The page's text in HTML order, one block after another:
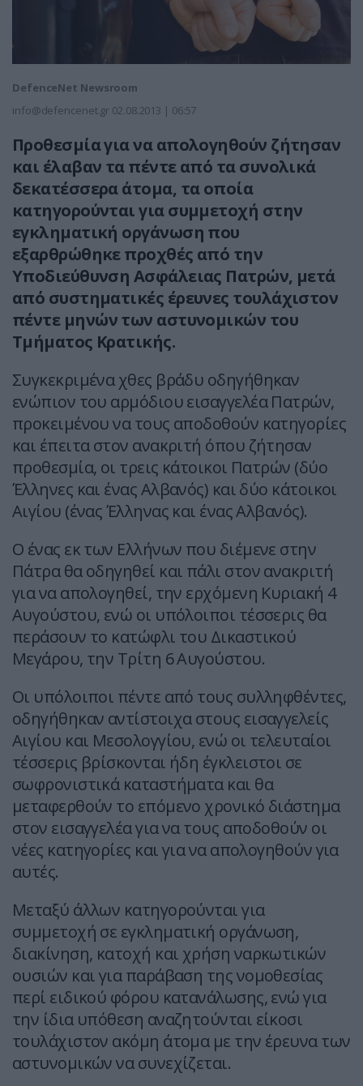
DefenceNet Newsroom
info@defencenet.gr 02.08.2013 | 06:57
Προθεσμία για να απολογηθούν ζήτησαν
και έλαβαν τα πέντε από τα συνολικά
δεκατέσσερα άτομα, τα οποία
κατηγορούνται για συμμετοχή στην
εγκληματική οργάνωση που
εξαρθρώθηκε προχθές από την
Υποδιεύθυνση Ασφάλειας Πατρών, μετά
από συστηματικές έρευνες τουλάχιστον
πέντε μηνών των αστυνομικών του
Τμήματος Κρατικής.
Συγκεκριμένα χθες βράδυ οδηγήθηκαν
ενώπιον του αρμόδιου εισαγγελέα Πατρών,
προκειμένου να τους αποδοθούν κατηγορίες
και έπειτα στον ανακριτή όπου ζήτησαν
προθεσμία, οι τρεις κάτοικοι Πατρών (δύο
Έλληνες και ένας Αλβανός) και δύο κάτοικοι
Αιγίου (ένας Έλληνας και ένας Αλβανός).
Ο ένας εκ των Ελλήνων που διέμενε στην
Πάτρα θα οδηγηθεί και πάλι στον ανακριτή
για να απολογηθεί, την ερχόμενη Κυριακή 4
Αυγούστου, ενώ οι υπόλοιποι τέσσερις θα
περάσουν το κατώφλι του Δικαστικού
Μεγάρου, την Τρίτη 6 Αυγούστου.
Οι υπόλοιποι πέντε από τους συλληφθέντες,
οδηγήθηκαν αντίστοιχα στους εισαγγελείς
Αιγίου και Μεσολογγίου, ενώ οι τελευταίοι
τέσσερις βρίσκονται ήδη έγκλειστοι σε
σωφρονιστικά καταστήματα και θα
μεταφερθούν το επόμενο χρονικό διάστημα
στον εισαγγελέα για να τους αποδοθούν οι
νέες κατηγορίες και για να απολογηθούν για
αυτές.
Μεταξύ άλλων κατηγορούνται για
συμμετοχή σε εγκληματική οργάνωση,
διακίνηση, κατοχή και χρήση ναρκωτικών
ουσιών και για παράβαση της νομοθεσίας
περί ειδικού φόρου κατανάλωσης, ενώ για
την ίδια υπόθεση αναζητούνται είκοσι
τουλάχιστον ακόμη άτομα με την έρευνα των
αστυνομικών να συνεχίζεται.